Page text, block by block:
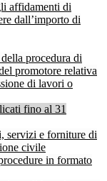
affidamenti di
dall’importo di
procedura di
promotore relativa
di lavori o
fino al 31
servizi e forniture di
civile
in formato